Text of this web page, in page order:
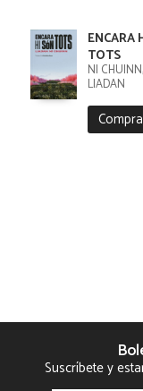
ENCARA
TOTS
NI CHUINN,
LIADAN
Suscríbete y